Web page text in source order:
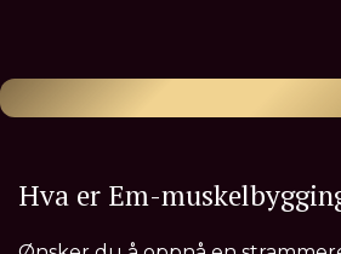
Hva er Em-